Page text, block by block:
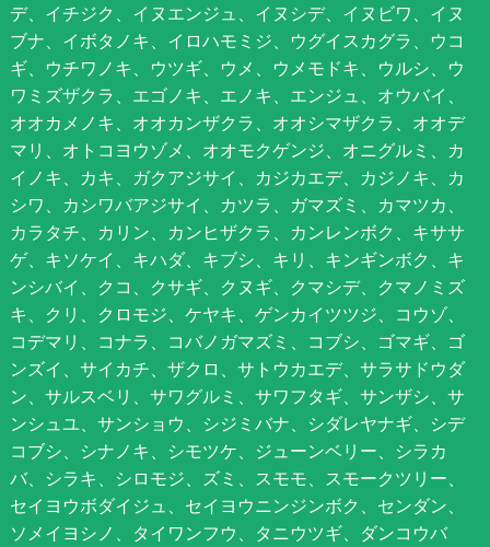
デ、イチジク、イヌエンジュ、イヌシデ、イヌビワ、イヌ
ブナ、イボタノキ、イロハモミジ、ウグイスカグラ、ウコ
ギ、ウチワノキ、ウツギ、ウメ、ウメモドキ、ウルシ、ウ
ワミズザクラ、エゴノキ、エノキ、エンジュ、オウバイ、
オオカメノキ、オオカンザクラ、オオシマザクラ、オオデ
マリ、オトコヨウゾメ、オオモクゲンジ、オニグルミ、カ
イノキ、カキ、ガクアジサイ、カジカエデ、カジノキ、カ
シワ、カシワバアジサイ、カツラ、ガマズミ、カマツカ、
カラタチ、カリン、カンヒザクラ、カンレンボク、キササ
ゲ、キソケイ、キハダ、キブシ、キリ、キンギンボク、キ
ンシバイ、クコ、クサギ、クヌギ、クマシデ、クマノミズ
キ、クリ、クロモジ、ケヤキ、ゲンカイツツジ、コウゾ、
コデマリ、コナラ、コバノガマズミ、コブシ、ゴマギ、ゴ
ンズイ、サイカチ、ザクロ、サトウカエデ、サラサドウダ
ン、サルスベリ、サワグルミ、サワフタギ、サンザシ、サ
ンシュユ、サンショウ、シジミバナ、シダレヤナギ、シデ
コブシ、シナノキ、シモツケ、ジューンベリー、シラカ
バ、シラキ、シロモジ、ズミ、スモモ、スモークツリー、
セイヨウボダイジュ、セイヨウニンジンボク、センダン、
ソメイヨシノ、タイワンフウ、タニウツギ、ダンコウバ